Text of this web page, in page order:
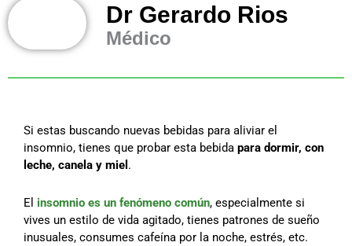
Dr Gerardo Rios
Médico
Si estas buscando nuevas bebidas para aliviar el
insomnio, tienes que probar esta bebida para dormir, con
leche, canela y miel .
El insomnio es un fenómeno común, especialmente si
vives un estilo de vida agitado, tienes patrones de sueño
inusuales, consumes cafeína por la noche, estrés, etc.